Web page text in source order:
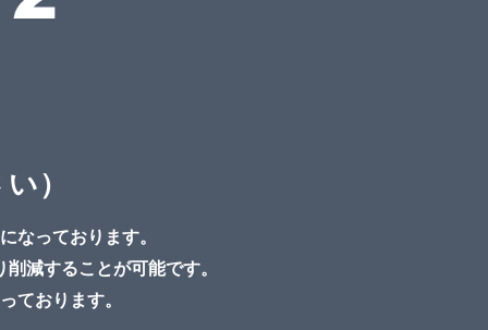
）
なっております。
減することが可能です。
ております。